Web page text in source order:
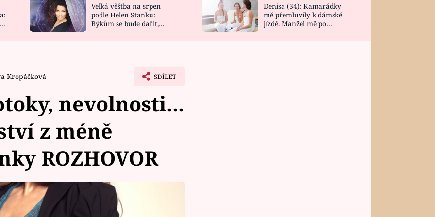
NOVINKY
VIDEORECEPTY
DESIGN
Velká věštba na srpen
podle Helen Stanku:
Býkům se bude dařit,
Denisa (34): Kamarádky
mě přemluvily k dámské
jízdě. Manžel mě po
Kropáčková SDÍLET
nevolnosti...
z méně
ROZHOVOR